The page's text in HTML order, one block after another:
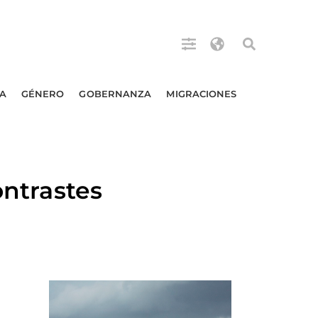
GÉNERO GOBERNANZA MIGRACIONES